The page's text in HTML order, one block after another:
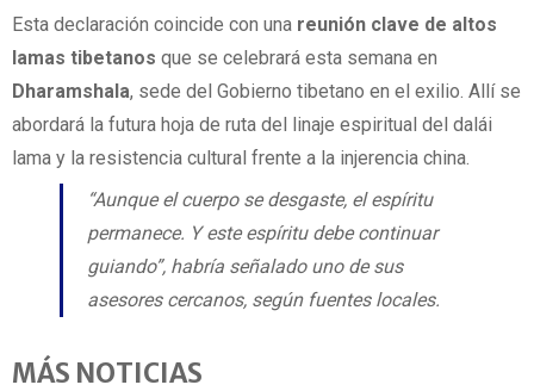
Esta declaración coincide con una reunión clave de altos
lamas tibetanos que se celebrará esta semana en
Dharamshala, sede del Gobierno tibetano en el exilio. Allí se
abordará la futura hoja de ruta del linaje espiritual del dalái
lama y la resistencia cultural frente a la injerencia china.
“Aunque el cuerpo se desgaste, el espíritu
permanece. Y este espíritu debe continuar
guiando”, habría señalado uno de sus
asesores cercanos, según fuentes locales.
MÁS NOTICIAS